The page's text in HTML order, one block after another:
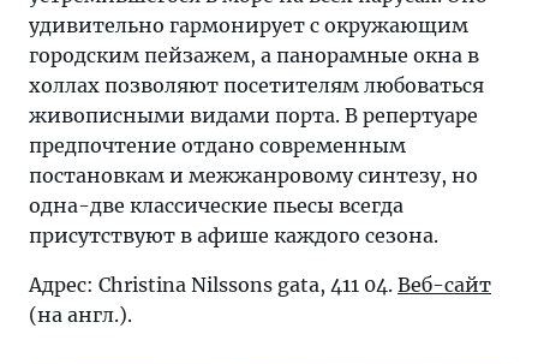
удивительно гармонирует с окружающим
городским пейзажем, а панорамные окна в
холлах позволяют посетителям любоваться
живописными видами порта. В репертуаре
предпочтение отдано современным
постановкам и межжанровому синтезу, но
одна-две классические пьесы всегда
присутствуют в афише каждого сезона.
Адрес: Christina Nilssons gata, 411 04. Веб-сайт
(на англ.).